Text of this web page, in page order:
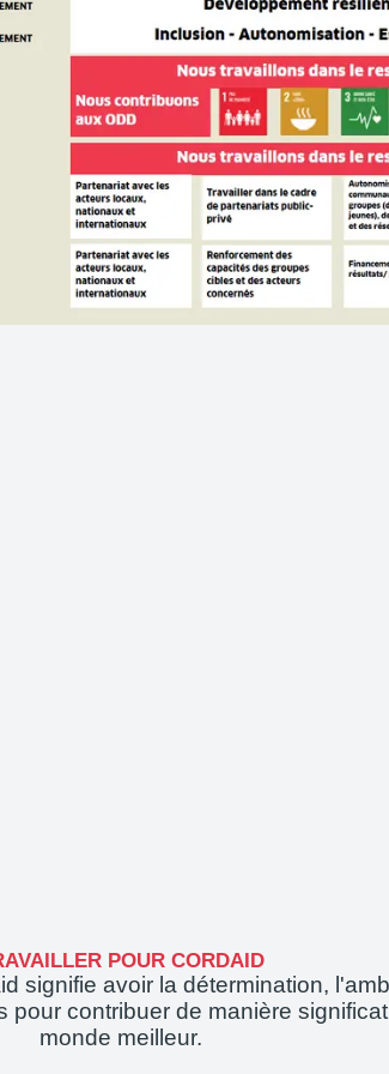
POUR CORDAID
signifie avoir la détermination,
pour contribuer de manière
monde meilleur.